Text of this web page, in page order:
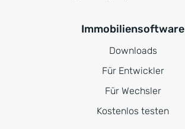
Immobiliensoftware
Downloads
Für Entwickler
Für Wechsler
Kostenlos testen